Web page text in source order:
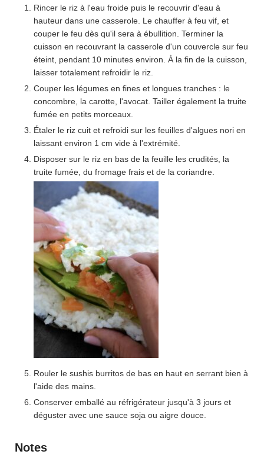
Rincer le riz à l'eau froide puis le recouvrir d'eau à
hauteur dans une casserole. Le chauffer à feu vif, et
couper le feu dès qu'il sera à ébullition. Terminer la
cuisson en recouvrant la casserole d'un couvercle sur feu
éteint, pendant 10 minutes environ. À la fin de la cuisson,
laisser totalement refroidir le riz.
Couper les légumes en fines et longues tranches : le
concombre, la carotte, l'avocat. Tailler également la truite
fumée en petits morceaux.
Étaler le riz cuit et refroidi sur les feuilles d'algues nori en
laissant environ 1 cm vide à l'extrémité.
Disposer sur le riz en bas de la feuille les crudités, la
truite fumée, du fromage frais et de la coriandre.
Rouler le sushis burritos de bas en haut en serrant bien à
l'aide des mains.
Conserver emballé au réfrigérateur jusqu'à 3 jours et
déguster avec une sauce soja ou aigre douce.
Notes